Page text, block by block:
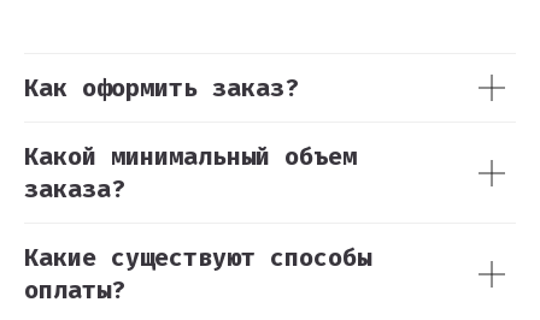
Как оформить заказ?
Какой минимальный объем
заказа?
Какие существуют способы
оплаты?